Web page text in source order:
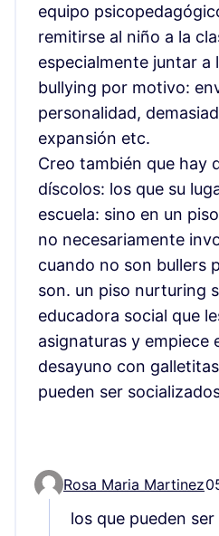
equipo
remitirse al niño a la
especialmente juntar a
bullying por motivo:
personalidad,
expansión etc.
Creo también que hay
díscolos: los que su
escuela: sino en un
no necesariamente
cuando no son bullers
son. un piso nurturing
educadora social que
asignaturas y empiece
desayuno con
pueden ser
Comentario 285
Rosa Maria Martinez
los que pueden